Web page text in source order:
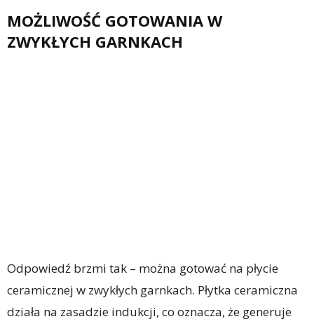
MOŻLIWOŚĆ GOTOWANIA W
ZWYKŁYCH GARNKACH
Odpowiedź brzmi tak – można gotować na płycie
ceramicznej w zwykłych garnkach. Płytka ceramiczna
działa na zasadzie indukcji, co oznacza, że generuje